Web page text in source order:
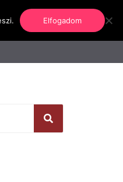
Kapcsolat
Elfogadom